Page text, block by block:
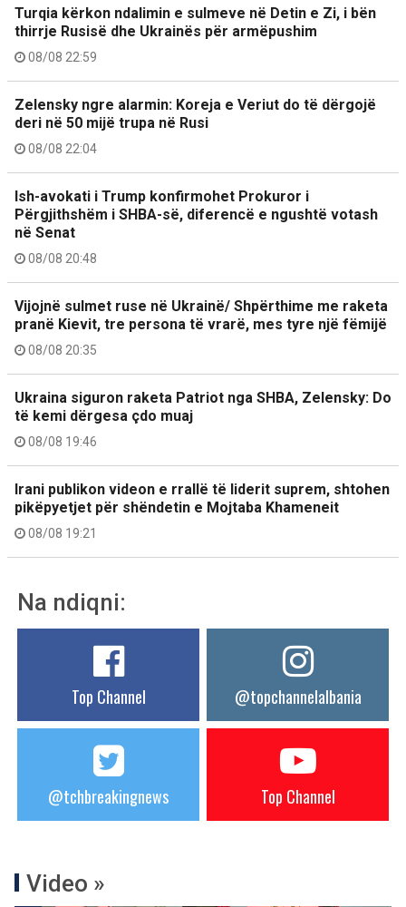
Turqia kërkon ndalimin e sulmeve në Detin e Zi, i bën
thirrje Rusisë dhe Ukrainës për armëpushim
08/08 22:59
Zelensky ngre alarmin: Koreja e Veriut do të dërgojë
deri në 50 mijë trupa në Rusi
08/08 22:04
Ish-avokati i Trump konfirmohet Prokuror i
Përgjithshëm i SHBA-së, diferencë e ngushtë votash
në Senat
08/08 20:48
Vijojnë sulmet ruse në Ukrainë/ Shpërthime me raketa
pranë Kievit, tre persona të vrarë, mes tyre një fëmijë
08/08 20:35
Ukraina siguron raketa Patriot nga SHBA, Zelensky: Do
të kemi dërgesa çdo muaj
08/08 19:46
Irani publikon videon e rrallë të liderit suprem, shtohen
pikëpyetjet për shëndetin e Mojtaba Khameneit
08/08 19:21
Na ndiqni:
Top Channel @topchannelalbania
@tchbreakingnews Top Channel
Video »